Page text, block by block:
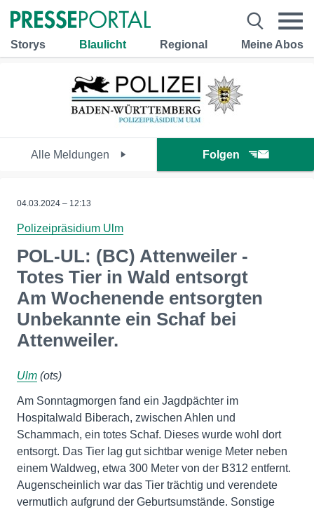
Storys Blaulicht Regional Meine Abos
Alle Meldungen Folgen
04.03.2024 – 12:13
Polizeipräsidium Ulm
POL-UL: (BC) Attenweiler -
Totes Tier in Wald entsorgt
Am Wochenende entsorgten
Unbekannte ein Schaf bei
Attenweiler.
Ulm (ots)
Am Sonntagmorgen fand ein Jagdpächter im
Hospitalwald Biberach, zwischen Ahlen und
Schammach, ein totes Schaf. Dieses wurde wohl dort
entsorgt. Das Tier lag gut sichtbar wenige Meter neben
einem Waldweg, etwa 300 Meter von der B312 entfernt.
Augenscheinlich war das Tier trächtig und verendete
vermutlich aufgrund der Geburtsumstände. Sonstige